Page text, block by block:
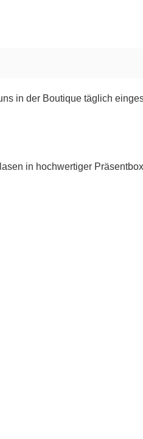
in der Boutique täglich
in hochwertiger Präsentbox